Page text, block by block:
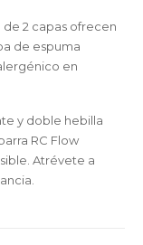
2 capas ofrecen
de espuma
en
y doble hebilla
RC Flow
Atrévete a